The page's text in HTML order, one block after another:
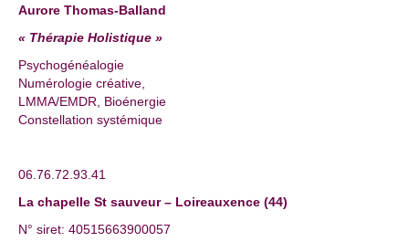
Aurore Thomas-Balland
« Thérapie Holistique »
Psychogénéalogie
Numérologie créative,
LMMA/EMDR, Bioénergie
Constellation systémique
06.76.72.93.41
La chapelle St sauveur – Loireauxence (44)
N° siret: 40515663900057